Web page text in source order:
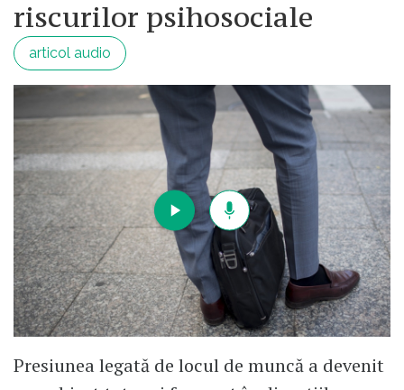
riscurilor psihosociale
articol audio
Presiunea legată de locul de muncă a devenit